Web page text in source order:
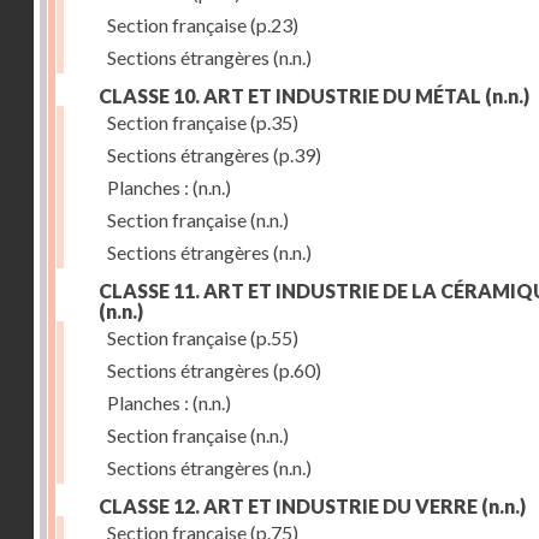
Section française(p.23)
Sections étrangères (n.n.)
CLASSE 10. ART ET INDUSTRIE DU MÉTAL (n.n.)
Section française(p.35)
Sections étrangères (p.39)
Planches : (n.n.)
Section française(n.n.)
Sections étrangères (n.n.)
CLASSE 11. ART ET INDUSTRIE DE LA
(n.n.)
Section française(p.55)
Sections étrangères (p.60)
Planches : (n.n.)
Section française(n.n.)
Sections étrangères (n.n.)
CLASSE 12. ART ET INDUSTRIE DU VERRE (n.n.)
Section française(p.75)